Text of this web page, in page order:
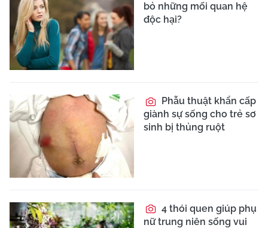
bỏ những mối quan hệ
độc hại?
Phẫu thuật khẩn cấp
giành sự sống cho trẻ sơ
sinh bị thủng ruột
4 thói quen giúp phụ
nữ trung niên sống vui